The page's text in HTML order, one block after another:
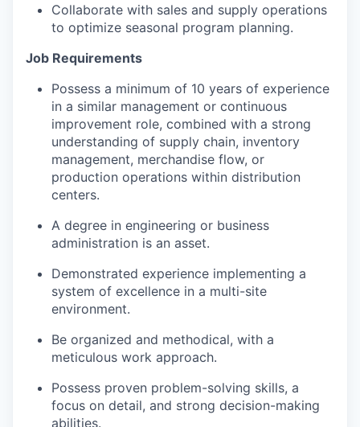
Collaborate with sales and supply operations
to optimize seasonal program planning.
Job Requirements
Possess a minimum of 10 years of experience
in a similar management or continuous
improvement role, combined with a strong
understanding of supply chain, inventory
management, merchandise flow, or
production operations within distribution
centers.
A degree in engineering or business
administration is an asset.
Demonstrated experience implementing a
system of excellence in a multi-site
environment.
Be organized and methodical, with a
meticulous work approach.
Possess proven problem-solving skills, a
focus on detail, and strong decision-making
abilities.